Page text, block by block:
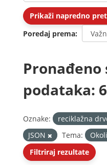
Prikaži napredno
Poredaj prema
Pronađeno
podataka: 6
Oznake: reciklažna
JSON
Tema:
Filtriraj rezultate